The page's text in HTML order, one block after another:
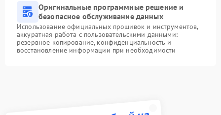
Оригинальные программные решение и
безопасное обслуживание данных
Использование официальных прошивок и инструментов,
аккуратная работа с пользовательскими данными:
резервное копирование, конфиденциальность и
восстановление информации при необходимости